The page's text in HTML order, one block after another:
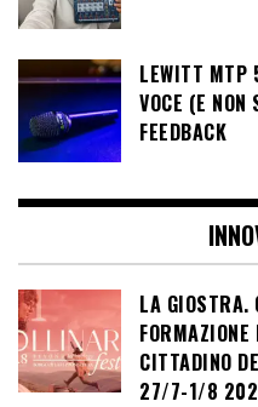
LEWITT MTP
VOCE (E NON
FEEDBACK
LA GIOSTRA.
CITTADINO
27/7-1/8